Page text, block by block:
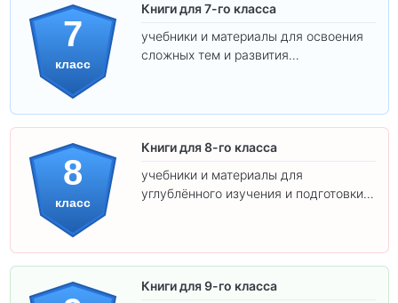
7
класс
Книги для 7-го класса
учебники и материалы для освоения
сложных тем и развития
8
класс
Книги для 8-го класса
учебники и материалы для
углублённого изучения и подготовки к
Книги для 9-го класса